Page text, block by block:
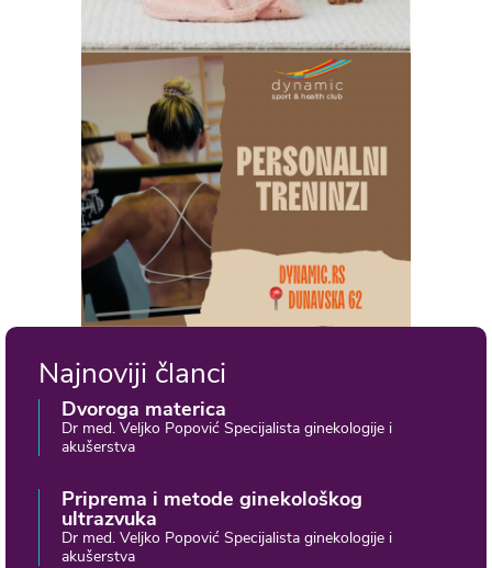
Najnoviji članci
Dvoroga materica
Dr med. Veljko Popović Specijalista ginekologije i
akušerstva
Priprema i metode ginekološkog
ultrazvuka
Dr med. Veljko Popović Specijalista ginekologije i
akušerstva